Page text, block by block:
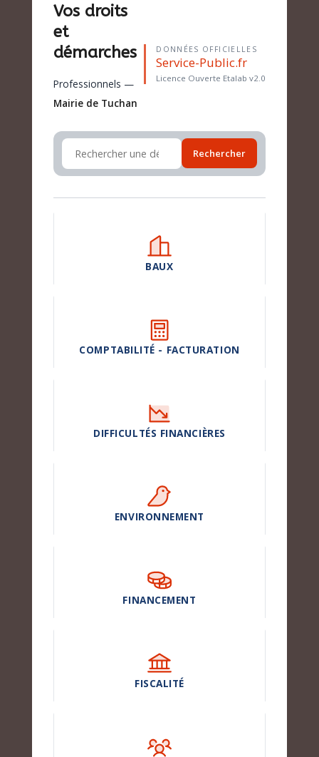
Vos droits
et
démarches
Professionnels —
Mairie de Tuchan
DONNÉES OFFICIELLES
Service-Public.fr
Licence Ouverte Etalab v2.0
Rechercher
BAUX
COMPTABILITÉ - FACTURATION
DIFFICULTÉS FINANCIÈRES
ENVIRONNEMENT
FINANCEMENT
FISCALITÉ